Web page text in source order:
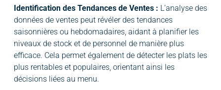
Identification des Tendances de Ventes : L’analyse des
données de ventes peut révéler des tendances
saisonnières ou hebdomadaires, aidant à planifier les
niveaux de stock et de personnel de manière plus
efficace. Cela permet également de détecter les plats les
plus rentables et populaires, orientant ainsi les
décisions liées au menu.